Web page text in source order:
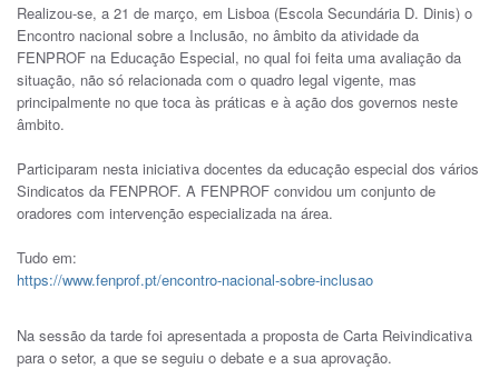
Realizou-se, a 21 de março, em Lisboa (Escola Secundária D. Dinis) o
Encontro nacional sobre a Inclusão, no âmbito da atividade da
FENPROF na Educação Especial, no qual foi feita uma avaliação da
situação, não só relacionada com o quadro legal vigente, mas
principalmente no que toca às práticas e à ação dos governos neste
âmbito.
Participaram nesta iniciativa docentes da educação especial dos vários
Sindicatos da FENPROF. A FENPROF convidou um conjunto de
oradores com intervenção especializada na área.
Tudo em:
https://www.fenprof.pt/encontro-nacional-sobre-inclusao
Na sessão da tarde foi apresentada a proposta de Carta Reivindicativa
para o setor, a que se seguiu o debate e a sua aprovação.